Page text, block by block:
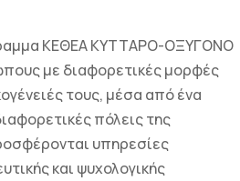
ΚΕΘΕΑ ΚΥΤΤΑΡΟ-ΟΞΥΓΟΝΟ
με διαφορετικές μορφές
τους, μέσα από ένα
πόλεις της
υπηρεσίες
και ψυχολογικής